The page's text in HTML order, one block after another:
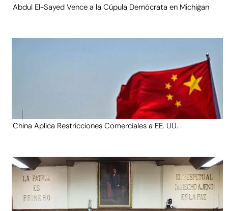
Abdul El-Sayed Vence a la Cúpula Demócrata en Michigan
China Aplica Restricciones Comerciales a EE. UU.